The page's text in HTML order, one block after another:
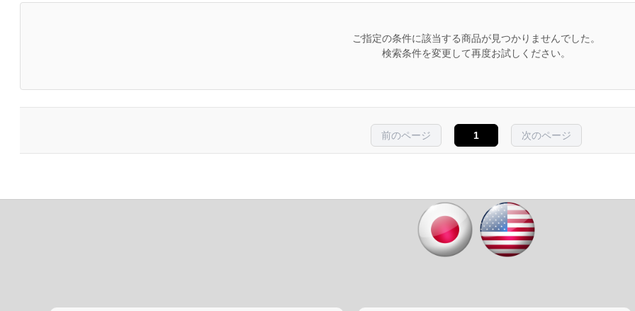
ご指定の条件に該当する商品が見つかりませんでした。
検索条件を変更して再度お試しください。
前のページ 1 次のページ